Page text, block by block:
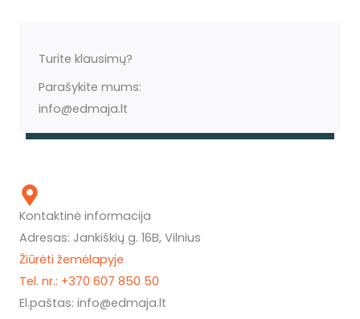
Turite klausimų?
Parašykite mums:
info@edmaja.lt
Kontaktinė informacija
Adresas: Jankiškių g. 16B, Vilnius
Žiūrėti žemėlapyje
Tel. nr.: +370 607 850 50
El.paštas: info@edmaja.lt